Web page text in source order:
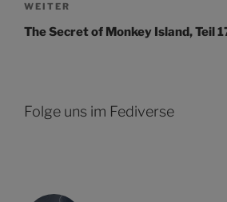
Nächster
Beitrag
WEITER
The Secret of Monkey Island, Teil
Folge uns im Fediverse